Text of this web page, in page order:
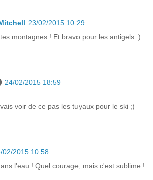
23/02/2015 10:29
montagnes ! Et bravo pour les antigels :)
24/02/2015 18:59
voir de ce pas les tuyaux pour le ski ;)
02/2015 10:58
l'eau ! Quel courage, mais c'est sublime !